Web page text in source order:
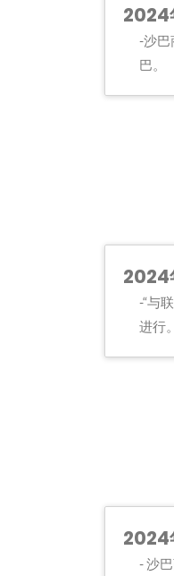
2024
沙巴
巴。
2024
“与
进行。
2024
沙